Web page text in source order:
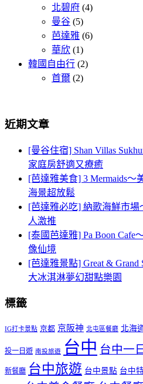
北碧府 (4)
曼谷 (5)
芭達雅 (6)
華欣 (1)
韓國自由行 (2)
首爾 (2)
近期文章
[曼谷住宿] Shan Villas
家庭房舒適又療癒
[芭達雅美食] 3 Mermaids
海景超放鬆
[芭達雅必吃] 納歌海鮮市
人激推
[泰國芭達雅] Pa Boon Cafe
像仙境
[芭達雅景點] Great & Grand
大冰淇淋夢幻甜點樂園
標籤
IG打卡景點 京都 京阪神 北屯區餐廳 北海
投一日遊 南投旅遊 台中 台中一
新餐廳 台中旅遊 台中景點 台中